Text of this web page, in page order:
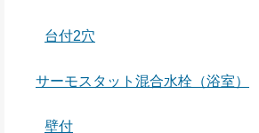
台付2穴
サーモスタット混合水栓（浴室）
壁付